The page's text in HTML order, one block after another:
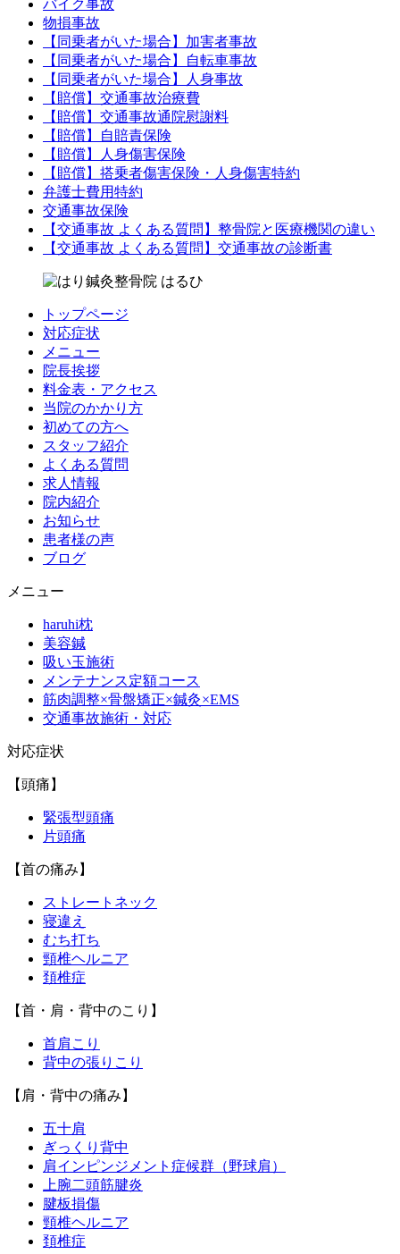
バイク事故
物損事故
【同乗者がいた場合】加害者事故
【同乗者がいた場合】自転車事故
【同乗者がいた場合】人身事故
【賠償】交通事故治療費
【賠償】交通事故通院慰謝料
【賠償】自賠責保険
【賠償】人身傷害保険
【賠償】搭乗者傷害保険・人身傷害特約
弁護士費用特約
交通事故保険
【交通事故 よくある質問】整骨院と医療機関の違い
【交通事故 よくある質問】交通事故の診断書
トップページ
対応症状
メニュー
院長挨拶
料金表・アクセス
当院のかかり方
初めての方へ
スタッフ紹介
よくある質問
求人情報
院内紹介
お知らせ
患者様の声
ブログ
メニュー
haruhi枕
美容鍼
吸い玉施術
メンテナンス定額コース
筋肉調整×骨盤矯正×鍼灸×EMS
交通事故施術・対応
対応症状
【頭痛】
緊張型頭痛
片頭痛
【首の痛み】
ストレートネック
寝違え
むち打ち
頸椎ヘルニア
頚椎症
【首・肩・背中のこり】
首肩こり
背中の張りこり
【肩・背中の痛み】
五十肩
ぎっくり背中
肩インピンジメント症候群（野球肩）
上腕二頭筋腱炎
腱板損傷
頸椎ヘルニア
頚椎症